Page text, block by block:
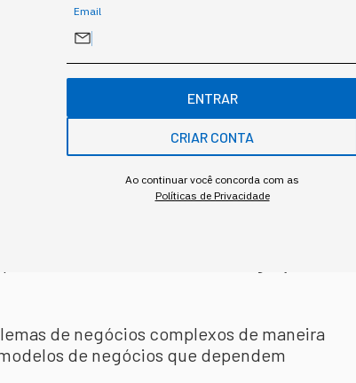
AI:
Mais pessoas e empresas terão acesso
a automação de tarefas.
personalizados podem melhorar a
ao automatizar tarefas repetitivas.
de custos e novas oportunidades
milhão de tokens torna a integração de IA
de negócios complexos de maneira
de negócios que dependem
Email
ENTRAR
CRIAR CONTA
Ao continuar você concorda com as
Políticas de Privacidade